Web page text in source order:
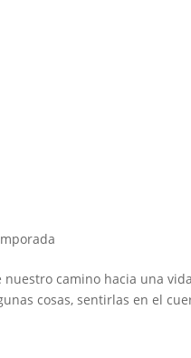
camino hacia una
cosas, sentirlas en el